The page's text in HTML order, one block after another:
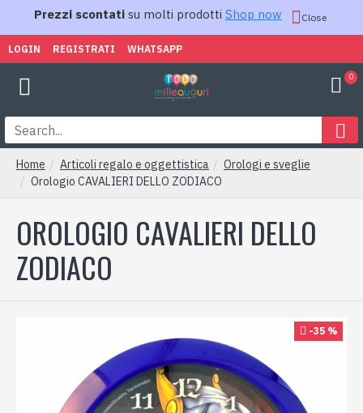
Prezzi scontati su molti prodotti Shop now Close
LOGIN REGISTRATI WHATSAPP
0
Home Articoli regalo e oggettistica
Orologi e sveglie
Orologio CAVALIERI DELLO ZODIACO
OROLOGIO CAVALIERI DELLO
ZODIACO
-35 %